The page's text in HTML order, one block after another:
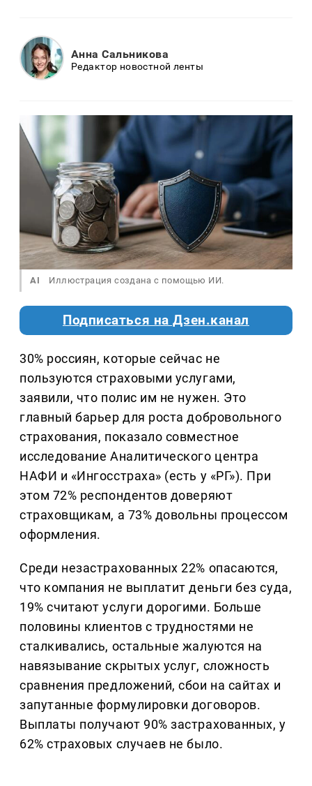
Анна Сальникова
Редактор новостной ленты
AI Иллюстрация создана с помощью ИИ.
Подписаться на Дзен.канал
30% россиян, которые сейчас не
пользуются страховыми услугами,
заявили, что полис им не нужен. Это
главный барьер для роста добровольного
страхования, показало совместное
исследование Аналитического центра
НАФИ и «Ингосстраха» (есть у «РГ»). При
этом 72% респондентов доверяют
страховщикам, а 73% довольны процессом
оформления.
Среди незастрахованных 22% опасаются,
что компания не выплатит деньги без суда,
19% считают услуги дорогими. Больше
половины клиентов с трудностями не
сталкивались, остальные жалуются на
навязывание скрытых услуг, сложность
сравнения предложений, сбои на сайтах и
запутанные формулировки договоров.
Выплаты получают 90% застрахованных, у
62% страховых случаев не было.